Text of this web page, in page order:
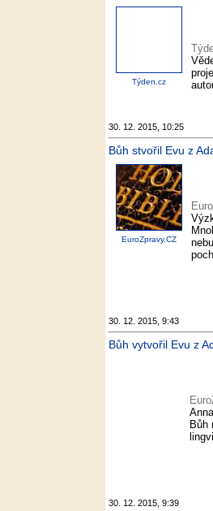
Týden.cz
30. 12. 2015, 10:25
Bůh stvořil Evu z
EuroZpravy.CZ
30. 12. 2015, 9:43
Bůh vytvořil Evu z
Bůh
30. 12. 2015, 9:39